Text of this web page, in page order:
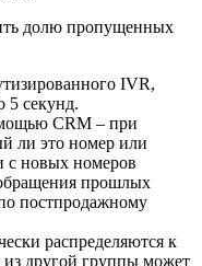
долю пропущенных
IVR,
5 секунд.
CRM – при
ли это номер или
с новых номеров
прошлых
постпродажному
распределяются к
другой группы может